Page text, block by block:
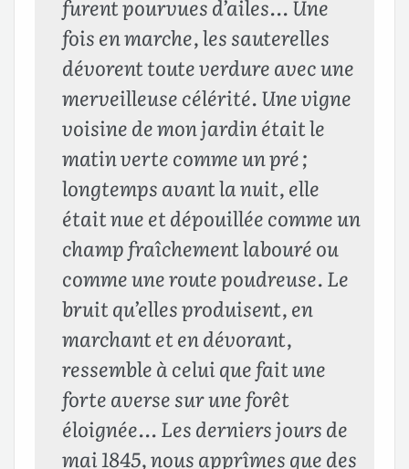
furent pourvues d’ailes… Une
fois en marche, les sauterelles
dévorent toute verdure avec une
merveilleuse célérité. Une vigne
voisine de mon jardin était le
matin verte comme un pré ;
longtemps avant la nuit, elle
était nue et dépouillée comme un
champ fraîchement labouré ou
comme une route poudreuse. Le
bruit qu’elles produisent, en
marchant et en dévorant,
ressemble à celui que fait une
forte averse sur une forêt
éloignée… Les derniers jours de
mai 1845, nous apprîmes que des